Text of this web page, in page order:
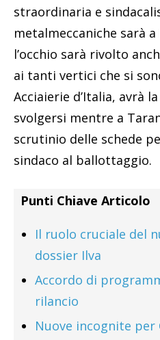
straordinaria e
metalmeccaniche sarà a
l’occhio sarà rivolto
ai tanti vertici che si
Acciaierie d’Italia, avrà
svolgersi mentre a
scrutinio delle schede
sindaco al ballottaggio.
Punti Chiave Articolo
Il ruolo cruciale del
dossier Ilva
Accordo di
rilancio
Nuove incognite per